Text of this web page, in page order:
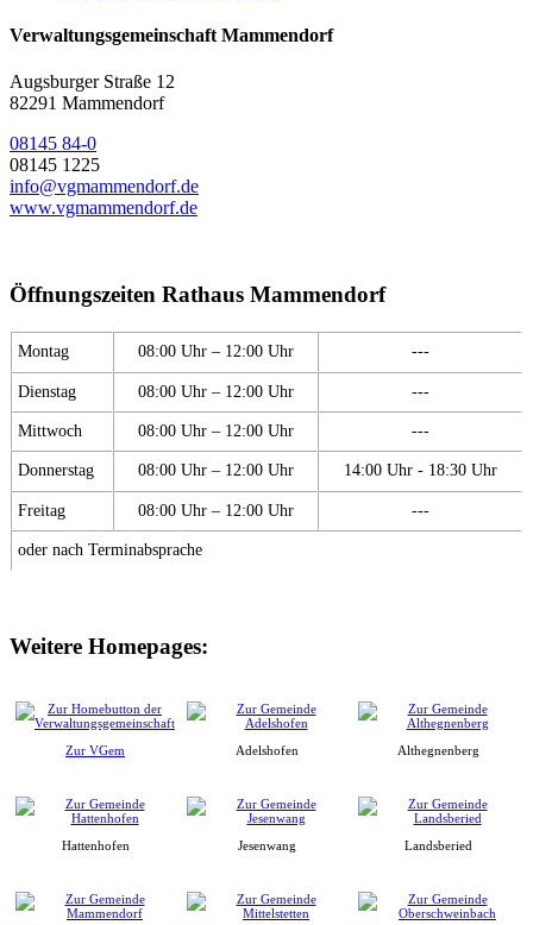
Verwaltungsgemeinschaft Mammendorf
Augsburger Straße 12
82291 Mammendorf
08145 84-0
08145 1225
info@vgmammendorf.de
www.vgmammendorf.de
Öffnungszeiten Rathaus Mammendorf
Montag 08:00 Uhr – 12:00 Uhr ---
Dienstag 08:00 Uhr – 12:00 Uhr ---
Mittwoch 08:00 Uhr – 12:00 Uhr ---
Donnerstag 08:00 Uhr – 12:00 Uhr 14:00 Uhr - 18:30 Uhr
Freitag 08:00 Uhr – 12:00 Uhr ---
oder nach Terminabsprache
Weitere Homepages:
Zur VGem Adelshofen Althegnenberg
Hattenhofen Jesenwang Landsberied